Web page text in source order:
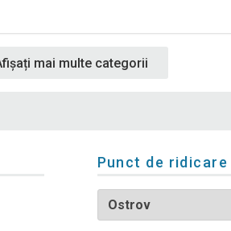
mai multe categorii
Punct de ridicare